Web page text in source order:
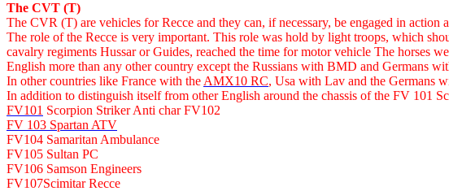
The CVT (T)
The CVR (T) are vehicles for Recce and they can, if necessary, be engaged in action
The role of the Recce is very important. This role was hold by light troops, which
cavalry regiments Hussar or Guides, reached the time for motor vehicle The horses
English more than any other country except the Russians with BMD and Germans
In other countries like France with the AMX10 RC, Usa with Lav and the Germans
In addition to distinguish itself from other English around the chassis of the FV 101
FV101 Scorpion Striker Anti char FV102
FV 103 Spartan ATV
FV104 Samaritan Ambulance
FV105 Sultan PC
FV106 Samson Engineers
FV107Scimitar Recce